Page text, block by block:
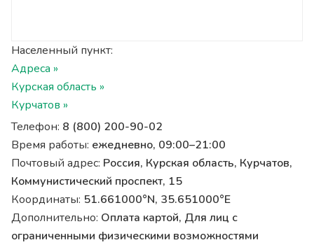
Населенный пункт:
Адреса »
Курская область »
Курчатов »
Телефон: 8 (800) 200-90-02
Время работы: ежедневно, 09:00–21:00
Почтовый адрес: Россия, Курская область, Курчатов,
Коммунистический проспект, 15
Координаты: 51.661000°N, 35.651000°E
Дополнительно: Оплата картой, Для лиц с
ограниченными физическими возможностями